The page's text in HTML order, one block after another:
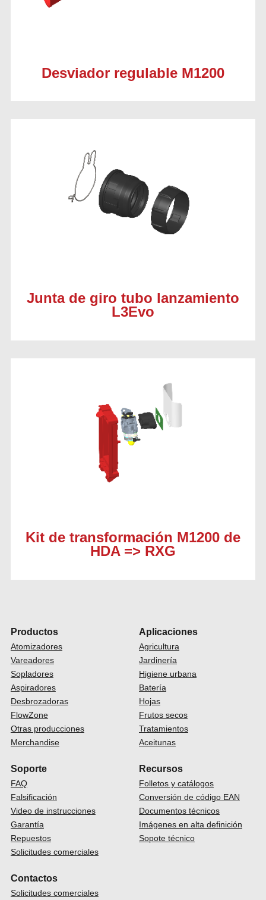
Desviador regulable M1200
Junta de giro tubo lanzamiento
L3Evo
Kit de transformación M1200 de
HDA => RXG
Productos
Atomizadores
Vareadores
Sopladores
Aspiradores
Desbrozadoras
FlowZone
Otras producciones
Merchandise
Aplicaciones
Agricultura
Jardinería
Higiene urbana
Batería
Hojas
Frutos secos
Tratamientos
Aceitunas
Soporte
FAQ
Falsificación
Video de instrucciones
Garantía
Repuestos
Solicitudes comerciales
Recursos
Folletos y catálogos
Conversión de código EAN
Documentos técnicos
Imágenes en alta definición
Sopote técnico
Contactos
Solicitudes comerciales